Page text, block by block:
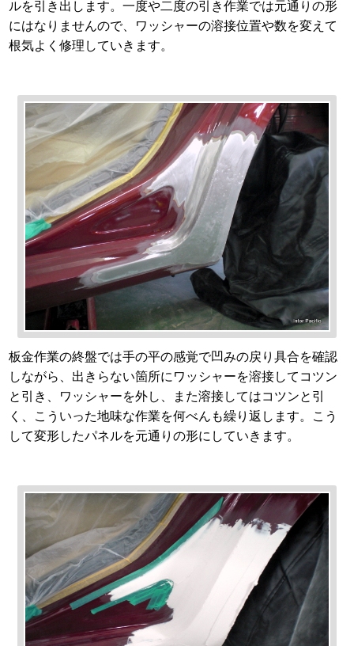
ルを引き出します。一度や二度の引き作業では元通りの形
にはなりませんので、ワッシャーの溶接位置や数を変えて
根気よく修理していきます。
板金作業の終盤では手の平の感覚で凹みの戻り具合を確認
しながら、出きらない箇所にワッシャーを溶接してコツン
と引き、ワッシャーを外し、また溶接してはコツンと引
く、こういった地味な作業を何べんも繰り返します。こう
して変形したパネルを元通りの形にしていきます。